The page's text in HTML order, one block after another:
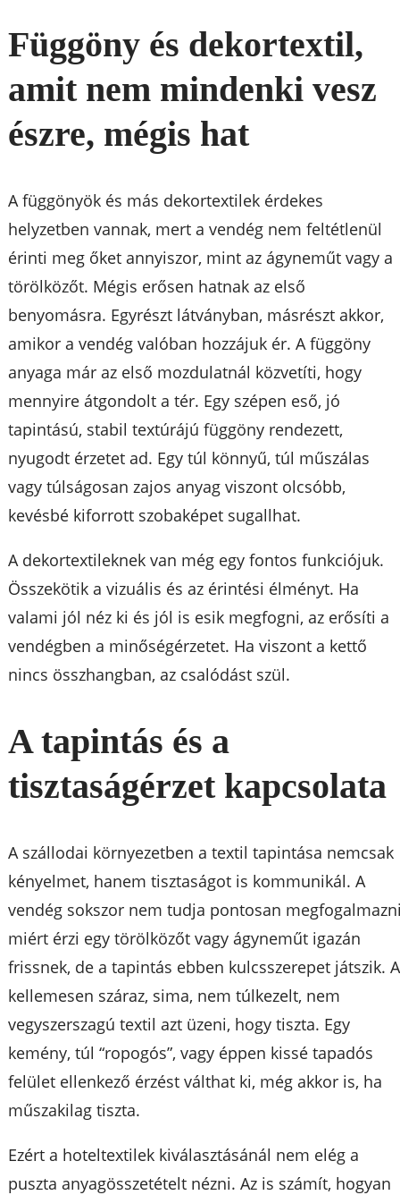
Függöny és dekortextil,
amit nem mindenki vesz
észre, mégis hat
A függönyök és más dekortextilek érdekes
helyzetben vannak, mert a vendég nem feltétlenül
érinti meg őket annyiszor, mint az ágyneműt vagy a
törölközőt. Mégis erősen hatnak az első
benyomásra. Egyrészt látványban, másrészt akkor,
amikor a vendég valóban hozzájuk ér. A függöny
anyaga már az első mozdulatnál közvetíti, hogy
mennyire átgondolt a tér. Egy szépen eső, jó
tapintású, stabil textúrájú függöny rendezett,
nyugodt érzetet ad. Egy túl könnyű, túl műszálas
vagy túlságosan zajos anyag viszont olcsóbb,
kevésbé kiforrott szobaképet sugallhat.
A dekortextileknek van még egy fontos funkciójuk.
Összekötik a vizuális és az érintési élményt. Ha
valami jól néz ki és jól is esik megfogni, az erősíti a
vendégben a minőségérzetet. Ha viszont a kettő
nincs összhangban, az csalódást szül.
A tapintás és a
tisztaságérzet kapcsolata
A szállodai környezetben a textil tapintása nemcsak
kényelmet, hanem tisztaságot is kommunikál. A
vendég sokszor nem tudja pontosan
miért érzi egy törölközőt vagy ágyneműt igazán
frissnek, de a tapintás ebben kulcsszerepet játszik. A
kellemesen száraz, sima, nem túlkezelt, nem
vegyszerszagú textil azt üzeni, hogy tiszta. Egy
kemény, túl “ropogós”, vagy éppen kissé tapadós
felület ellenkező érzést válthat ki, még akkor is, ha
műszakilag tiszta.
Ezért a hoteltextilek kiválasztásánál nem elég a
puszta anyagösszetételt nézni. Az is számít, hogyan